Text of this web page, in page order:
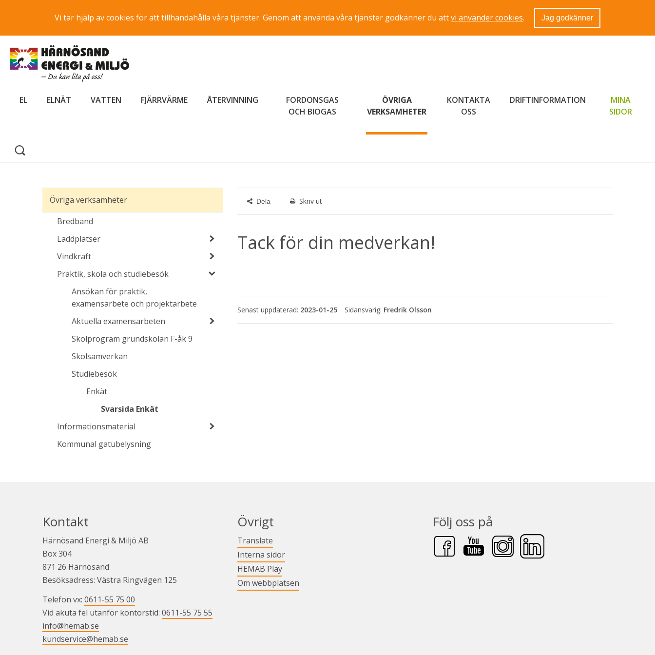
Vi tar hjälp av cookies för att tillhandahålla våra tjänster. Genom att använda våra tjänster godkänner du attvi använder cookies. Jag godkänner
EL ELNÄT VATTEN FJÄRRVÄRME ÅTERVINNING
FORDONSGAS
OCH BIOGAS
ÖVRIGA
VERKSAMHETER
KONTAKTA
OSS
DRIFTINFORMATION
MINA
SIDORLÄNK
Övriga verksamheter
Bredband
Laddplatser
Vindkraft
Praktik, skola och studiebesök
Ansökan för praktik,
examensarbete och projektarbete
Aktuella examensarbeten
Skolprogram grundskolan F-åk 9
Skolsamverkan
Studiebesök
Enkät
Svarsida Enkät
Informationsmaterial
Kommunal gatubelysning
Dela Skriv ut
Tack för din medverkan!
Senast uppdaterad: 2023-01-25 Fredrik Olsson
Kontakt
Härnösand Energi & Miljö AB
Box 304
871 26 Härnösand
Besöksadress: Västra Ringvägen 125
Telefon vx: 0611-55 75 00
Vid akuta fel utanför kontorstid: 0611-55 75 55
info@hemab.se
kundservice@hemab.se
Övrigt
Translate
Interna sidorLänk till annan webbplats.
HEMAB PlayLänk till annan webbplats.
Om webbplatsen
Följ oss på